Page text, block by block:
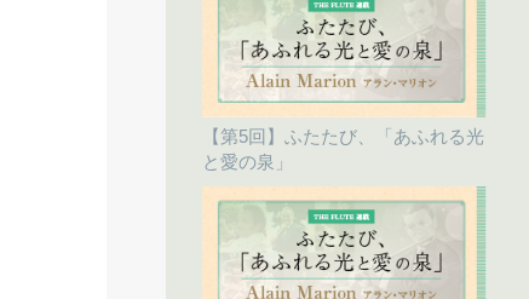
【第5回】ふたたび、「あふれる光
と愛の泉」